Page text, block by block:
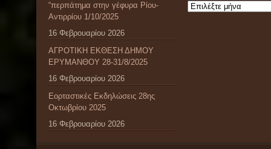
“περπάτημα στην γέφυρα Ρίου-
Αντιρρίου 1/10/2025
16 Φεβρουαρίου 2026
ΑΓΡΟΤΙΚΗ ΕΚΘΕΣΗ ΔΗΜΟΥ
ΕΡΥΜΑΝΘΟΥ 28-31/8/2025
16 Φεβρουαρίου 2026
Εορταστικές Εκδηλώσεις 28ης
Οκτωβρίου 2025
16 Φεβρουαρίου 2026
Αρχείο